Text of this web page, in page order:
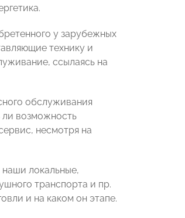
у зарубежных
технику и
ссылаясь на
обслуживания
ли возможность
несмотря на
локальные,
транспорта и пр.
и на каком он этапе.